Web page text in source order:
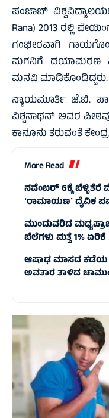
ಪಂಜಾಬ್
Rana) 2013 ರಲ್ಲಿ
ಗಂಭೀರವಾಗಿ
ಮಗನಿಗೆ ದಯಾಮರಣ
ಮನವಿ ಮಾಡಿಕೊಂಡಿದ್ದರು.
ನ್ಯಾಯಮೂರ್ತಿ ಜೆ.ಬಿ.
ವಿಶ್ವನಾಥನ್ ಅವರ
ಕಾನೂನು ತರುವಂತೆ
More Read
ನವೆಂಬರ್ 6ಕ್ಕೆ ಬೆಳ್ಳಿತೆರೆ
ʻರಾಮಾಯಣʼ ದೈವಿಕ
ಮುಂದುವರಿದ
ಬೆಲೆಗಳು ಮತ್ತೆ 1% ಏರಿಕೆ
ಆಷಾಢ ಮಾಸದ ಕಡೆಯ
ಅವತಾರ ತಾಳಿದ